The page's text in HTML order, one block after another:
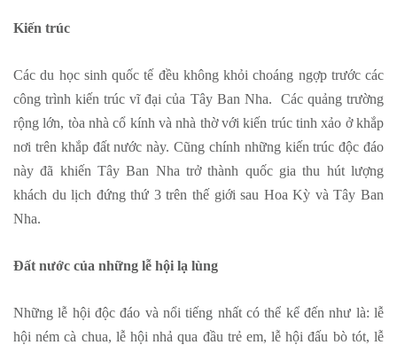
Kiến trúc
Các du học sinh quốc tế đều không khỏi choáng ngợp trước các
công trình kiến trúc vĩ đại của Tây Ban Nha. Các quảng trường
rộng lớn, tòa nhà cổ kính và nhà thờ với kiến trúc tinh xảo ở khắp
nơi trên khắp đất nước này. Cũng chính những kiến trúc độc đáo
này đã khiến Tây Ban Nha trở thành quốc gia thu hút lượng
khách du lịch đứng thứ 3 trên thế giới sau Hoa Kỳ và Tây Ban
Nha.
Đất nước của những lễ hội lạ lùng
Những lễ hội độc đáo và nổi tiếng nhất có thể kể đến như là: lễ
hội ném cà chua, lễ hội nhả qua đầu trẻ em, lễ hội đấu bò tót, lễ